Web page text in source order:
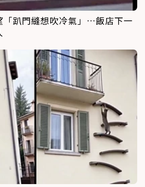
「趴門縫想吹冷氣」…飯店下一